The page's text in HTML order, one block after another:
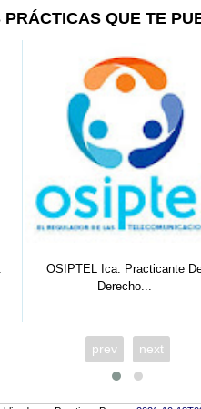
PRÁCTICAS QUE TE
OEFA Ica: Practicante De
...
prev next